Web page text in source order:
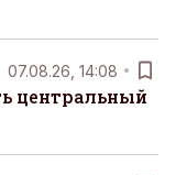
07.08.26, 14:08
центральный